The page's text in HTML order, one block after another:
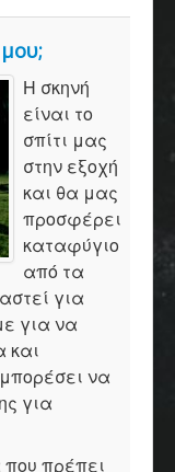
Η σκηνή
είναι το
σπίτι μας
στην εξοχή
και θα μας
προσφέρει
καταφύγιο
από τα
για
για να
και
να
για
πρέπει